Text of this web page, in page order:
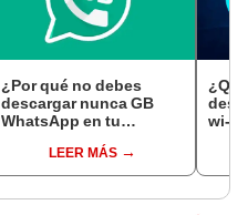
¿Por qué no debes
descargar nunca GB
WhatsApp en tu
LEER MÁS
wi-fi